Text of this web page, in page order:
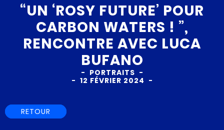
“UN ‘ROSY FUTURE’ POUR
CARBON WATERS ! ”,
RENCONTRE AVEC LUCA
BUFANO
PORTRAITS
12 FÉVRIER 2024
RETOUR